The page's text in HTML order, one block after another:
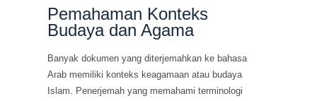
Pemahaman Konteks
Budaya dan Agama
Banyak dokumen yang diterjemahkan ke bahasa
Arab memiliki konteks keagamaan atau budaya
Islam. Penerjemah yang memahami terminologi